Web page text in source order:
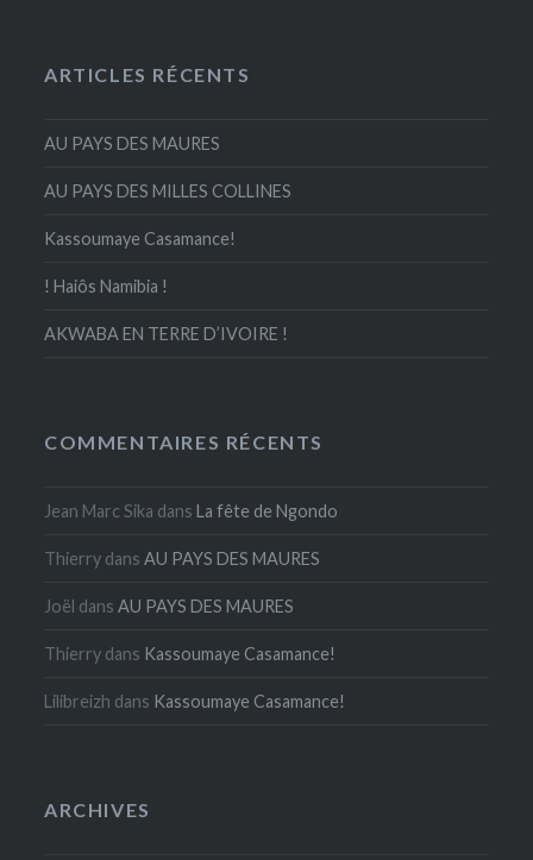
ARTICLES RÉCENTS
AU PAYS DES MAURES
AU PAYS DES MILLES COLLINES
Kassoumaye Casamance!
! Haiôs Namibia !
AKWABA EN TERRE D’IVOIRE !
COMMENTAIRES RÉCENTS
Jean Marc Sika dansLa fête de Ngondo
Thierry dansAU PAYS DES MAURES
Joël dansAU PAYS DES MAURES
Thierry dans Kassoumaye Casamance!
Lilibreizh dans Kassoumaye Casamance!
ARCHIVES